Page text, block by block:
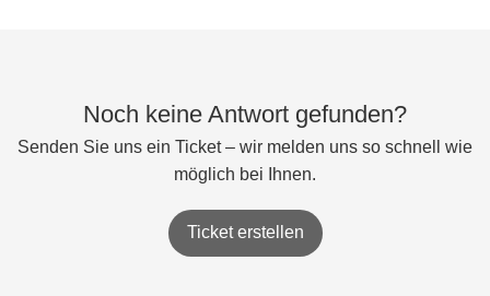
Noch keine Antwort gefunden?
Senden Sie uns ein Ticket – wir melden uns so schnell wie
möglich bei Ihnen.
Ticket erstellen